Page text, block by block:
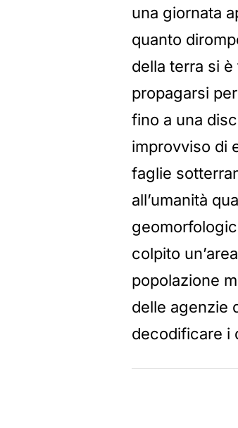
una giornata
quanto
della terra si
propagarsi
fino a una
improvviso di
faglie
all’umanità
colpito
popolazione
delle agenzie
decodificare i